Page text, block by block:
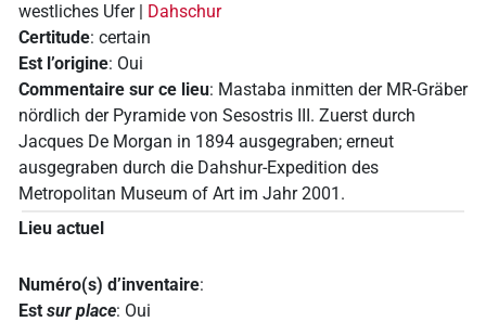
westliches Ufer | Dahschur
Certitude: certain
Est l’origine: Oui
Commentaire sur ce lieu: Mastaba inmitten der MR-Gräber
nördlich der Pyramide von Sesostris III. Zuerst durch
Jacques De Morgan in 1894 ausgegraben; erneut
ausgegraben durch die Dahshur-Expedition des
Metropolitan Museum of Art im Jahr 2001.
Lieu actuel
Numéro(s) d’inventaire:
Est sur place: Oui